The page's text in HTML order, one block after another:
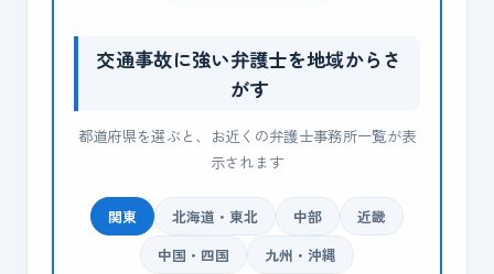
交通事故に強い弁護士を地域からさ
がす
都道府県を選ぶと、お近くの弁護士事務所一覧が表
示されます
関東 北海道・東北 中部
近畿
中国・四国
九州・沖縄